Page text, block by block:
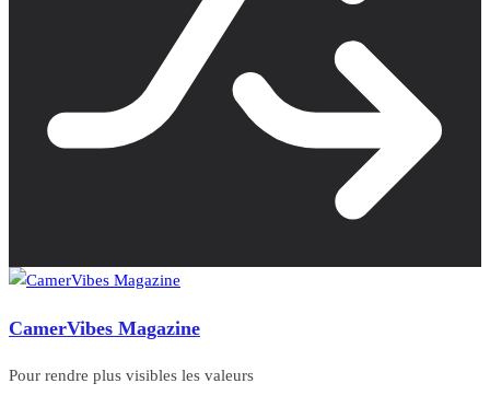
CamerVibes Magazine
Pour rendre plus visibles les valeurs